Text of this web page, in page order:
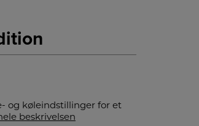
og køleindstillinger for et
beskrivelsen